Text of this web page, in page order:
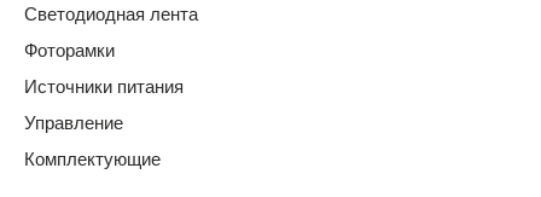
Светодиодная лента
Фоторамки
Источники питания
Управление
Комплектующие